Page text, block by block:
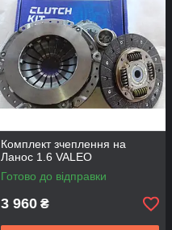
Комплект зчеплення на
Ланос 1.6 VALEO
Готово до відправки
3 960 ₴